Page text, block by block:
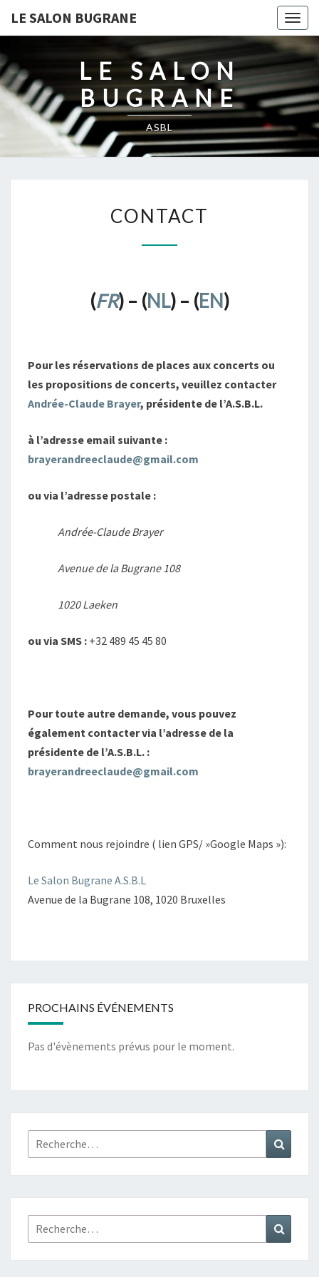
LE SALON BUGRANE
LE SALON
BUGRANE
ASBL
CONTACT
(FR) – (NL) – (EN)
Pour les réservations de places aux concerts ou
les propositions de concerts, veuillez contacter
Andrée-Claude Brayer, présidente de l’A.S.B.L.
à l’adresse email suivante :
brayerandreeclaude@gmail.com
ou via l’adresse postale :
Andrée-Claude Brayer
Avenue de la Bugrane 108
1020 Laeken
ou via SMS : +32 489 45 45 80
Pour toute autre demande, vous pouvez
également contacter via l’adresse de la
présidente de l’A.S.B.L. :
brayerandreeclaude@gmail.com
Comment nous rejoindre ( lien GPS/ »Google Maps »):
Le Salon Bugrane A.S.B.L
Avenue de la Bugrane 108, 1020 Bruxelles
PROCHAINS ÉVÉNEMENTS
Pas d'évènements prévus pour le moment.
Rechercher :
Rechercher :